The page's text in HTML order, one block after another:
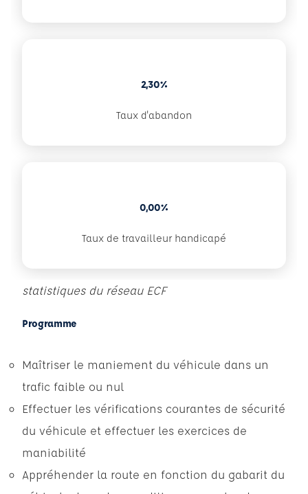
2,30%
Taux d'abandon
0,00%
Taux de travailleur handicapé
statistiques du réseau ECF
Programme
Maîtriser le maniement du véhicule dans un
trafic faible ou nul
Effectuer les vérifications courantes de sécurité
du véhicule et effectuer les exercices de
maniabilité
Appréhender la route en fonction du gabarit du